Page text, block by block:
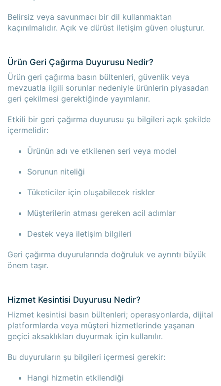
Belirsiz veya savunmacı bir dil kullanmaktan
kaçınılmalıdır. Açık ve dürüst iletişim güven oluşturur.
Ürün Geri Çağırma Duyurusu Nedir?
Ürün geri çağırma basın bültenleri, güvenlik veya
mevzuatla ilgili sorunlar nedeniyle ürünlerin piyasadan
geri çekilmesi gerektiğinde yayımlanır.
Etkili bir geri çağırma duyurusu şu bilgileri açık şekilde
içermelidir:
Ürünün adı ve etkilenen seri veya model
Sorunun niteliği
Tüketiciler için oluşabilecek riskler
Müşterilerin atması gereken acil adımlar
Destek veya iletişim bilgileri
Geri çağırma duyurularında doğruluk ve ayrıntı büyük
önem taşır.
Hizmet Kesintisi Duyurusu Nedir?
Hizmet kesintisi basın bültenleri; operasyonlarda, dijital
platformlarda veya müşteri hizmetlerinde yaşanan
geçici aksaklıkları duyurmak için kullanılır.
Bu duyuruların şu bilgileri içermesi gerekir:
Hangi hizmetin etkilendiği